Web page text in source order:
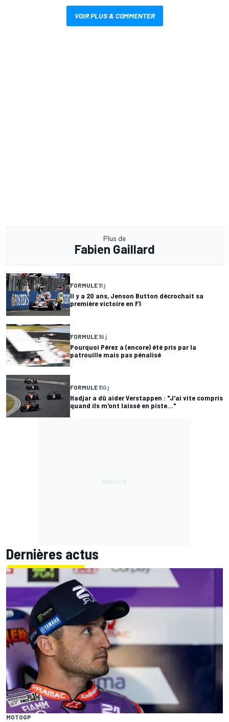
VOIR PLUS & COMMENTER
Plus de
Fabien Gaillard
FORMULE 11 j
Il y a 20 ans, Jenson Button décrochait sa
première victoire en F1
FORMULE 19 j
Pourquoi Pérez a (encore) été pris par la
patrouille mais pas pénalisé
FORMULE 110 j
Hadjar a dû aider Verstappen : "J'ai vite compris
quand ils m'ont laissé en piste..."
Dernières actus
MOTOGP